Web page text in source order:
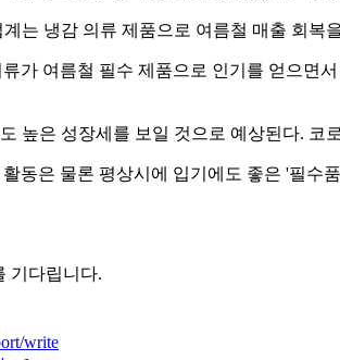
는 냉감 의류 제품으로 여름철 매출 회복
가 여름철 필수 제품으로 인기를 얻으면
높은 성장세를 보일 것으로 예상된다.
동은 물론 평상시에 입기에도 좋은 '필
기다립니다.
write